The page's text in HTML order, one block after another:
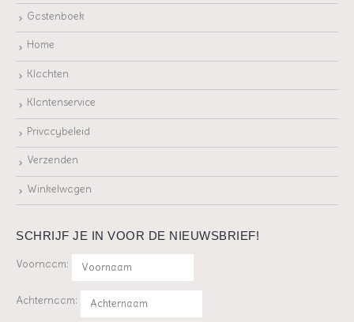
Gastenboek
Home
Klachten
Klantenservice
Privacybeleid
Verzenden
Winkelwagen
SCHRIJF JE IN VOOR DE NIEUWSBRIEF!
Voornaam:
Achternaam: